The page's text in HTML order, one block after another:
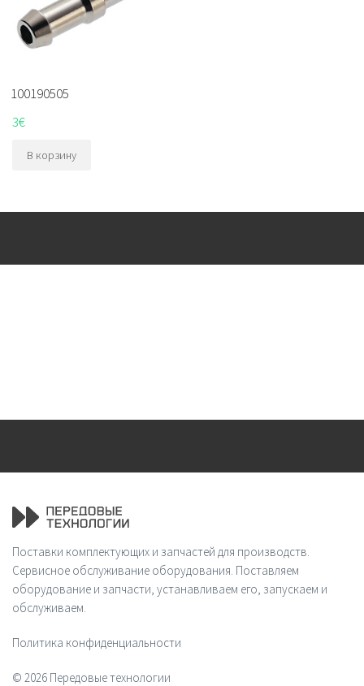
100190505
3€
В корзину
Поставки комплектующих и запчастей для производств.
Сервисное обслуживание оборудования. Поставляем
оборудование и запчасти, устанавливаем его, запускаем и
обслуживаем.
Политика конфиденциальности
© 2026 Передовые технологии